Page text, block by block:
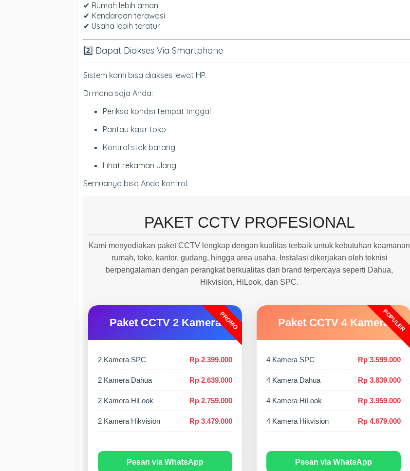
✔ Rumah lebih aman
✔ Kendaraan terawasi
✔ Usaha lebih teratur
2️⃣ Dapat Diakses Via Smartphone
Sistem kami bisa diakses lewat HP.
Di mana saja Anda:
Periksa kondisi tempat tinggal
Pantau kasir toko
Kontrol stok barang
Lihat rekaman ulang
Semuanya bisa Anda kontrol.
PAKET CCTV PROFESIONAL
Kami menyediakan paket CCTV lengkap dengan kualitas terbaik untuk kebutuhan keamanan
rumah, toko, kantor, gudang, hingga area usaha. Instalasi dikerjakan oleh teknisi
berpengalaman dengan perangkat berkualitas dari brand terpercaya seperti Dahua,
Hikvision, HiLook, dan SPC.
PROMO
Paket CCTV 2 Kamera
2 Kamera SPC Rp 2.399.000
2 Kamera Dahua Rp 2.639.000
2 Kamera HiLook Rp 2.759.000
2 Kamera Hikvision Rp 3.479.000
Pesan via WhatsApp
POPULER
Paket CCTV 4 Kamera
4 Kamera SPC Rp 3.599.000
4 Kamera Dahua Rp 3.839.000
4 Kamera HiLook Rp 3.959.000
4 Kamera Hikvision Rp 4.679.000
Pesan via WhatsApp